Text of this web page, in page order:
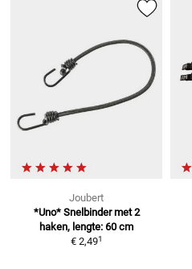
Joubert
*Uno* Snelbinder met 2
haken, lengte: 60 cm
€ 2,491